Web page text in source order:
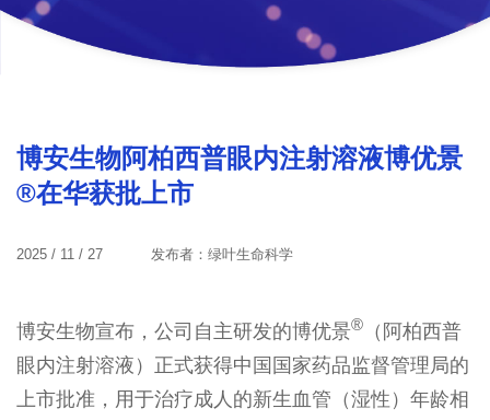
博安生物阿柏西普眼内注射溶液博优景
®在华获批上市
2025 / 11 / 27 发布者：绿叶生命科学
博安生物宣布，公司自主研发的博优景® （阿柏西普
眼内注射溶液）正式获得中国国家药品监督管理局的
上市批准，用于治疗成人的新生血管（湿性）年龄相